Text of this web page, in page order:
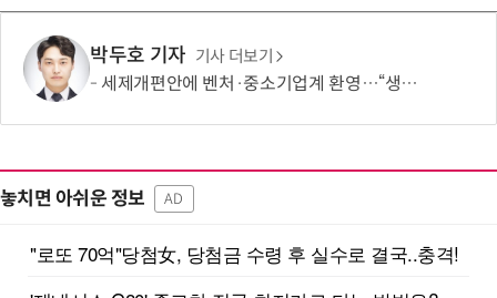
박두호 기자 기사 더보기
세제개편안에 벤처·중소기업계 환영…“생태계 성장 기반 확충”
놓치면 아쉬운 정보 AD